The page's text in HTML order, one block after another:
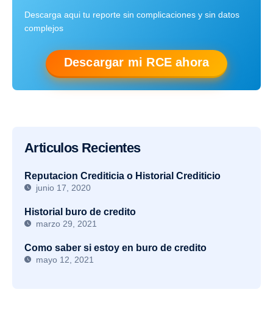
Descarga aqui tu reporte sin complicaciones y sin datos
complejos
Descargar mi RCE ahora
Articulos Recientes
Reputacion Crediticia o Historial Crediticio
junio 17, 2020
Historial buro de credito
marzo 29, 2021
Como saber si estoy en buro de credito
mayo 12, 2021